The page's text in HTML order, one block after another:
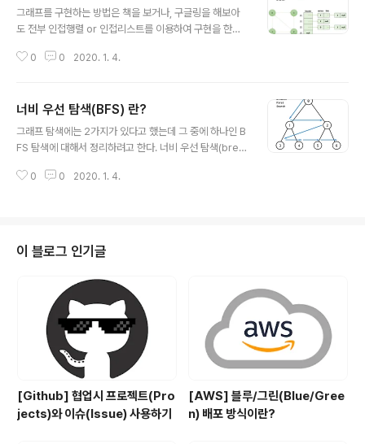
그래프를 구현하는 방법은 책을 보거나, 구글링을 해보아
도 전부 인접행렬 or 인접리스트를 이용하여 구현을 한다.
용하면 된다. 그래서 각각의 장단점을 공부하려 글을 쓰려
보겠습니다. 그래프란 ? 그래프는 정점(Vertex)간의 관계
를 표현하는 자료구조 입니다. 그래프 G = (V,E)로 정의하
는데, V(Vertex)는 그래프에 있는 정점들의 집합을 의미
5.github.io/2018/08/13/data-structure-graph.ht
0 0 2020. 1. 4.
너비 우선 탐색(BFS) 란?
그래프 탐색에는 2가지가 있다고 했는데 그 중에 하나인 B
FS 탐색에 대해서 정리하려고 한다. 너비 우선 탐색(breat
먼저 방문하고 멀리 떨어져 있는 정점을 나중에 방문하는
있는 정점들을 차례로 정한 후 꺼낼 수 있는 자료구조인 큐
(queue)가 필요함 무조건 큐에서 정점을 꺼내서 정점을
반물하고 인접 정점들을 큐에 추가한다.(큐가 소진될 때 까
지 반복) 너비 우선 탐색 과정 다시한번 정리하자면 다음과
같다. 위의 과정을 큐가 공백 상태가 될 때 까지 계속한다...
0 0 2020. 1. 4.
이 블로그 인기글
[Github] 협업시 프로젝트(Pro
jects)와 이슈(Issue) 사용하기
[AWS] 블루/그린(Blue/Gree
n) 배포 방식이란?